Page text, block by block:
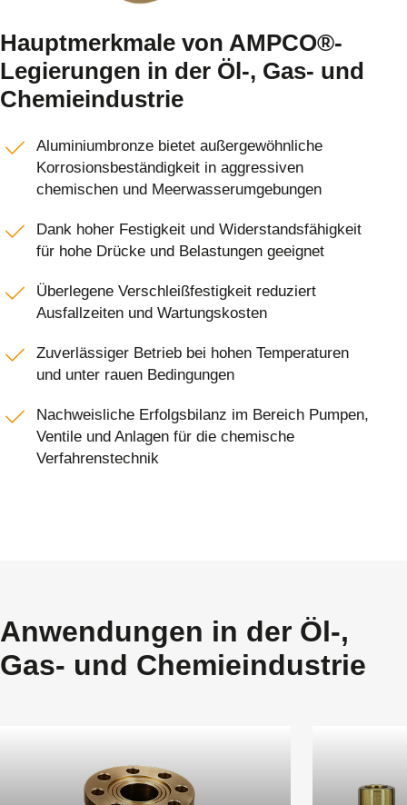
Hauptmerkmale von AMPCO®-
Legierungen in der Öl-, Gas- und
Chemieindustrie
Aluminiumbronze bietet außergewöhnliche
Korrosionsbeständigkeit in aggressiven
chemischen und Meerwasserumgebungen
Dank hoher Festigkeit und Widerstandsfähigkeit
für hohe Drücke und Belastungen geeignet
Überlegene Verschleißfestigkeit reduziert
Ausfallzeiten und Wartungskosten
Zuverlässiger Betrieb bei hohen Temperaturen
und unter rauen Bedingungen
Nachweisliche Erfolgsbilanz im Bereich Pumpen,
Ventile und Anlagen für die chemische
Verfahrenstechnik
Anwendungen in der Öl-,
Gas- und Chemieindustrie